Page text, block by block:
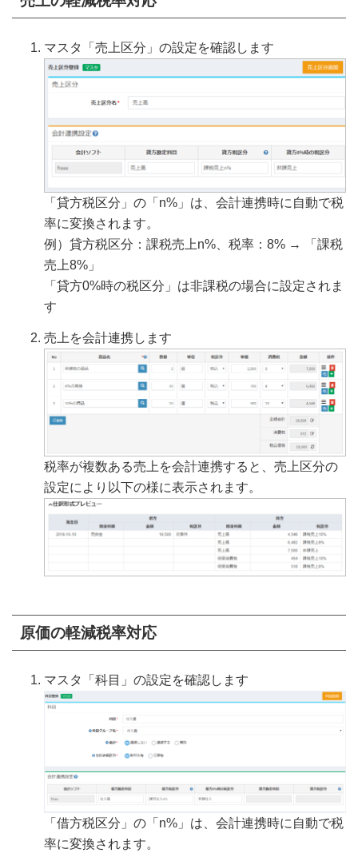
マスタ「売上区分」の設定を確認します
「貸方税区分」の「n%」は、会計連携時に自動で税
率に変換されます。
例）貸方税区分：課税売上n%、税率：8% → 「課税
売上8%」
「貸方0%時の税区分」は非課税の場合に設定されま
す
売上を会計連携します
税率が複数ある売上を会計連携すると、売上区分の
設定により以下の様に表示されます。
原価の軽減税率対応
マスタ「科目」の設定を確認します
「借方税区分」の「n%」は、会計連携時に自動で税
率に変換されます。